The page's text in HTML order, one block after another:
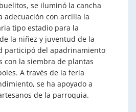
se iluminó la cancha
adecuación con arcilla la
tipo estadio para la
la niñez y juventud de la
participó del apadrinamiento
con la siembra de plantas
A través de la feria
se ha apoyado a
de la parroquia.